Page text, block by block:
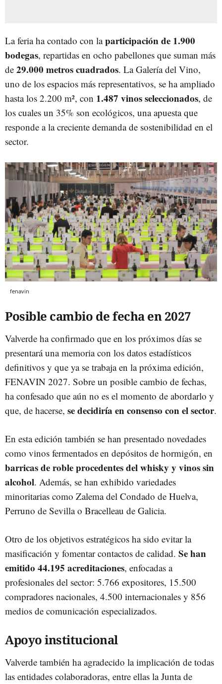
La feria ha contado con laparticipación de 1.900
bodegas, repartidas en ocho pabellones que suman más
de 29.000 metros cuadrados. La Galería del Vino,
uno de los espacios más representativos, se ha ampliado
hasta los 2.200 m², con 1.487 vinos seleccionados, de
los cuales un 35% son ecológicos, una apuesta que
responde a la creciente demanda de sostenibilidad en el
sector.
fenavin
Posible cambio de fecha en 2027
Valverde ha confirmado que en los próximos días se
presentará una memoria con los datos estadísticos
definitivos y que ya se trabaja en la próxima edición,
FENAVIN 2027. Sobre un posible cambio de fechas,
ha confesado que aún no es el momento de abordarlo y
que, de hacerse, se decidiría en consenso con el sector.
En esta edición también se han presentado novedades
como vinos fermentados en depósitos de hormigón, en
barricas de roble procedentes del whisky y vinos sin
alcohol. Además, se han exhibido variedades
minoritarias como Zalema del Condado de Huelva,
Perruno de Sevilla o Bracelleau de Galicia.
Otro de los objetivos estratégicos ha sido evitar la
masificación y fomentar contactos de calidad. Se han
emitido 44.195 acreditaciones, enfocadas a
profesionales del sector: 5.766 expositores, 15.500
compradores nacionales, 4.500 internacionales y 856
medios de comunicación especializados.
Apoyo institucional
Valverde también ha agradecido la implicación de todas
las entidades colaboradoras, entre ellas la Junta de